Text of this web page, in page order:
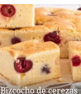
Bizcocho de cerezas